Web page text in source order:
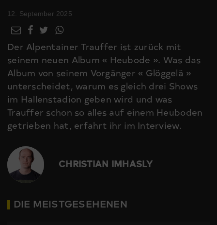
12. September 2025
Der Alpentainer Trauffer ist zurück mit
seinem neuen Album « Heubode ». Was das
Album von seinem Vorgänger « Glöggelä »
unterscheidet, warum es gleich drei Shows
im Hallenstadion geben wird und was
Trauffer schon so alles auf einem Heuboden
getrieben hat, erfahrt ihr im Interview.
CHRISTIAN IMHASLY
DIE MEISTGESEHENEN